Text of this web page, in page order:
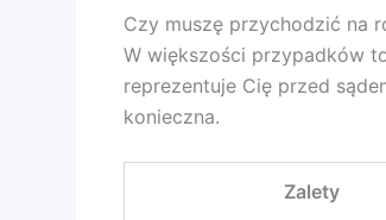
Czy muszę przychodzić na
W większości przypadków
reprezentuje Cię przed
konieczna.
Zalety